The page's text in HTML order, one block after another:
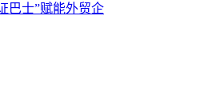
巴士”赋能外贸企